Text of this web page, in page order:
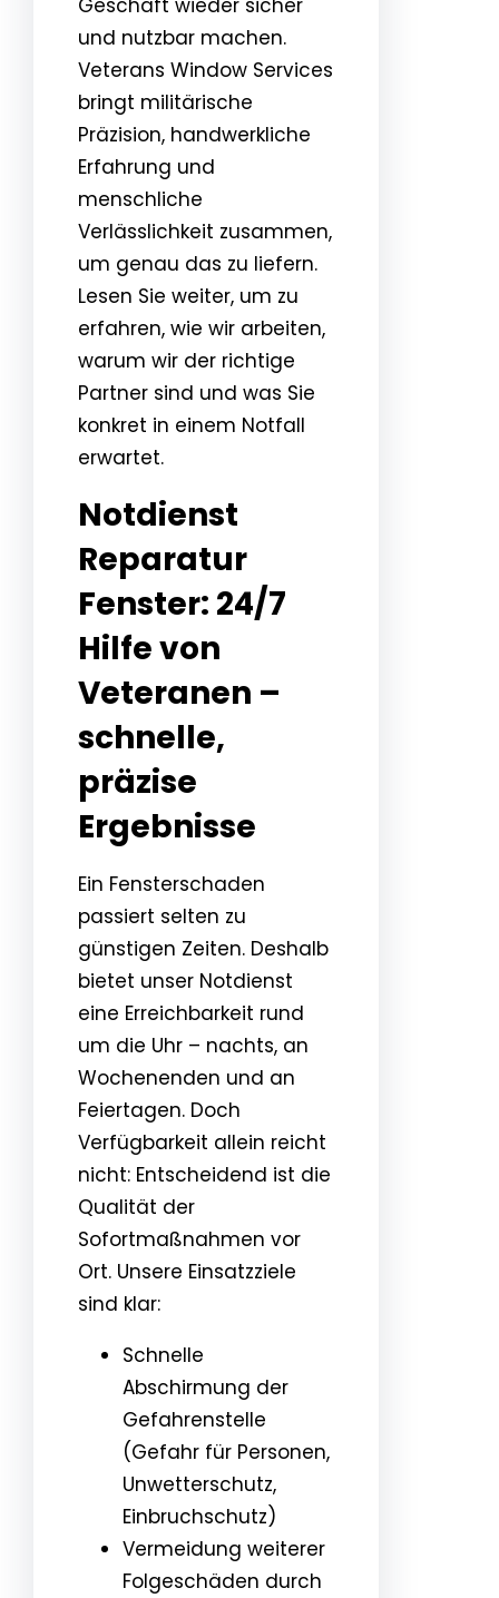
Geschäft wieder sicher
und nutzbar machen.
Veterans Window Services
bringt militärische
Präzision, handwerkliche
Erfahrung und
menschliche
Verlässlichkeit zusammen,
um genau das zu liefern.
Lesen Sie weiter, um zu
erfahren, wie wir arbeiten,
warum wir der richtige
Partner sind und was Sie
konkret in einem Notfall
erwartet.
Notdienst
Reparatur
Fenster: 24/7
Hilfe von
Veteranen –
schnelle,
präzise
Ergebnisse
Ein Fensterschaden
passiert selten zu
günstigen Zeiten. Deshalb
bietet unser Notdienst
eine Erreichbarkeit rund
um die Uhr – nachts, an
Wochenenden und an
Feiertagen. Doch
Verfügbarkeit allein reicht
nicht: Entscheidend ist die
Qualität der
Sofortmaßnahmen vor
Ort. Unsere Einsatzziele
sind klar:
Schnelle
Abschirmung der
Gefahrenstelle
(Gefahr für Personen,
Unwetterschutz,
Einbruchschutz)
Vermeidung weiterer
Folgeschäden durch